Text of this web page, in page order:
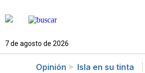
7 de agosto de 2026
Opinión Isla en su tinta